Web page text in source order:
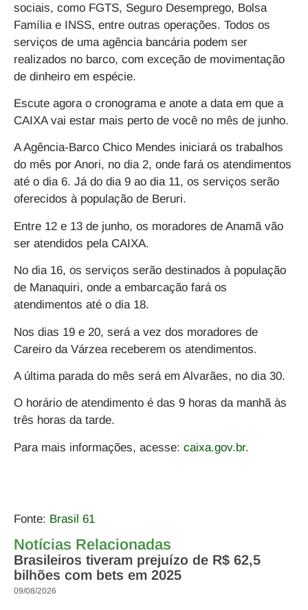
sociais, como FGTS, Seguro Desemprego, Bolsa
Família e INSS, entre outras operações. Todos os
serviços de uma agência bancária podem ser
realizados no barco, com exceção de movimentação
de dinheiro em espécie.
Escute agora o cronograma e anote a data em que a
CAIXA vai estar mais perto de você no mês de junho.
A Agência-Barco Chico Mendes iniciará os trabalhos
do mês por Anori, no dia 2, onde fará os atendimentos
até o dia 6. Já do dia 9 ao dia 11, os serviços serão
oferecidos à população de Beruri.
Entre 12 e 13 de junho, os moradores de Anamã vão
ser atendidos pela CAIXA.
No dia 16, os serviços serão destinados à população
de Manaquiri, onde a embarcação fará os
atendimentos até o dia 18.
Nos dias 19 e 20, será a vez dos moradores de
Careiro da Várzea receberem os atendimentos.
A última parada do mês será em Alvarães, no dia 30.
O horário de atendimento é das 9 horas da manhã às
três horas da tarde.
Para mais informações, acesse: caixa.gov.br.
Fonte: Brasil 61
Notícias Relacionadas
Brasileiros tiveram prejuízo de R$ 62,5
bilhões com bets em 2025
09/08/2026